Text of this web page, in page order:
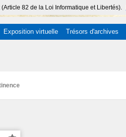
82 de la Loi Informatique et Libertés).
Exposition virtuelle Trésors d'archives